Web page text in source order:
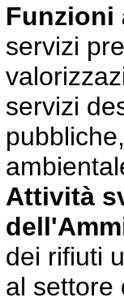
servizi
servizi
Attività
dei rifiuti
al settore